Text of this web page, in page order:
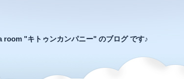
room "キトゥンカンパニー" のブログ です♪